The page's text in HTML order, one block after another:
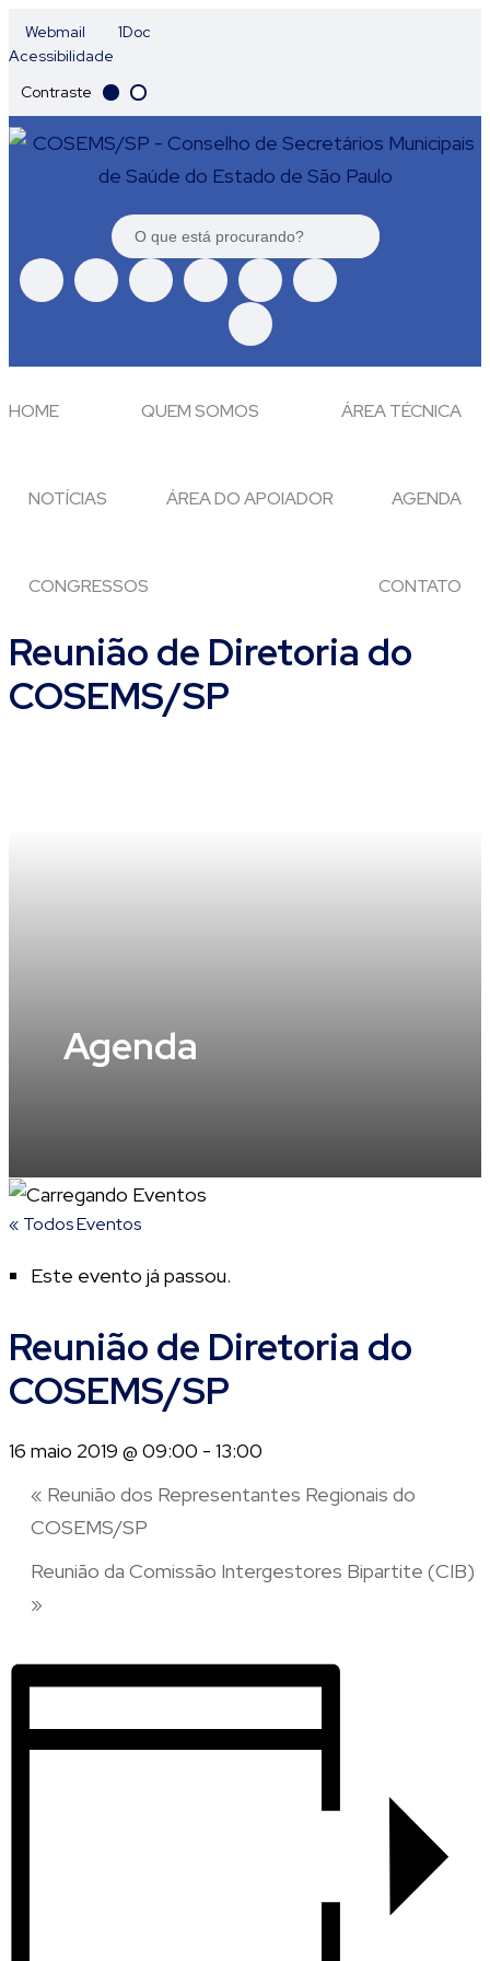
Webmail
1Doc
Acessibilidade
Contraste
HOME QUEM SOMOS ÁREA TÉCNICA
NOTÍCIAS ÁREA DO APOIADOR AGENDA
CONGRESSOS CONTATO
Reunião de Diretoria do
COSEMS/SP
Agenda
« Todos Eventos
Este evento já passou.
Reunião de Diretoria do
COSEMS/SP
16 maio 2019 @ 09:00 - 13:00
« Reunião dos Representantes Regionais do
COSEMS/SP
Reunião da Comissão Intergestores Bipartite (CIB)
»